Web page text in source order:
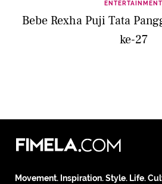
ENTERTAINMENT
Bebe Rexha Puji Tata
ke-27
Movement. Inspiration. Style. Life.